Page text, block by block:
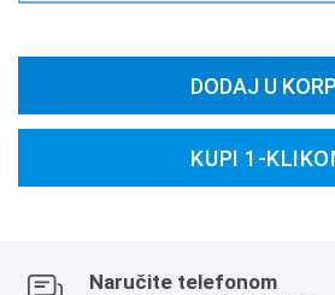
DODAJ U
KUPI 1-
Naručite telefonom